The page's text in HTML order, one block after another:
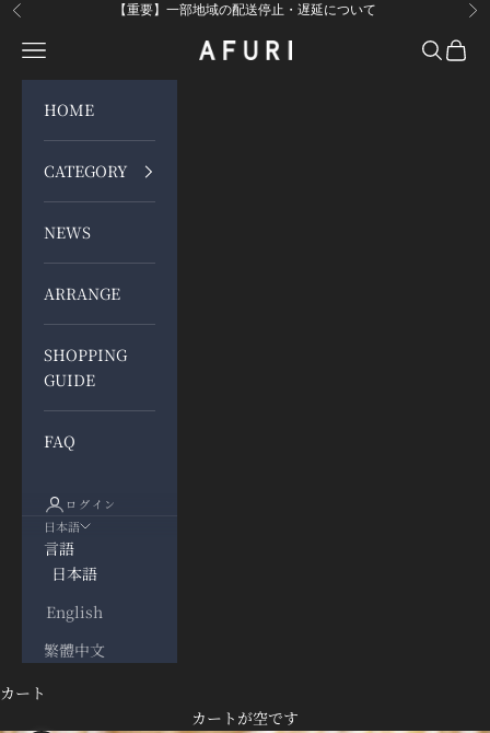
コンテンツへスキップ
前へ 【重要】一部地域の配送停止・遅延について 次
らーめんAFURI 公式通販サイト
メニューを開く 検索を開
カー
HOME
CATEGORY
NEWS
ARRANGE
SHOPPING
GUIDE
FAQ
ログイン
日本語
言語
日本語
English
繁體中文
カート
カートが空です